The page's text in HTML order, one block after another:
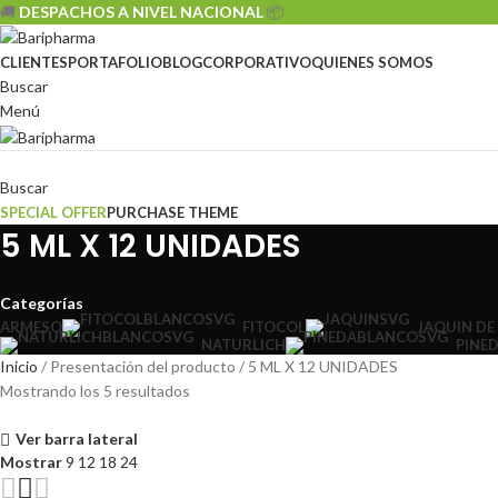
🚚 DESPACHOS A NIVEL NACIONAL📦
CLIENTESPORTAFOLIOBLOGCORPORATIVOQUIENES SOMOS
Buscar
Menú
Buscar
SPECIAL OFFERPURCHASE THEME
5 ML X 12 UNIDADES
Categorías
ARMESO FITOCOL JAQUIN
NATURLICH
Inicio Presentación del producto
5 ML X 12 UNIDADES
Mostrando los 5 resultados
Ver barra lateral
Mostrar9 12 18 24